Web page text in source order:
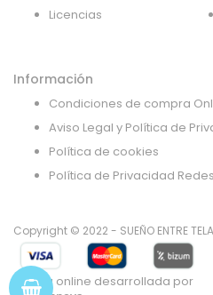
Licencias
Información
Condiciones de compra
Aviso Legal y Política de
Política de cookies
Política de Privacidad
Copyright © 2022 - SUEÑO ENTRE
Tienda online desarrollada por